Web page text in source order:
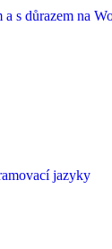
s důrazem na
jazyky